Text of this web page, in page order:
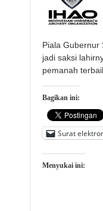
Piala Gubernur
jadi saksi
pemanah
Bagikan ini:
Surat
Menyukai ini: